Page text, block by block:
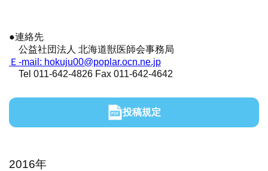
●連絡先
公益社団法人 北海道獣医師会事務局
Ｅ-mail: hokuju00@poplar.ocn.ne.jp
Tel 011-642-4826 Fax 011-642-4642
投稿規定
2016年